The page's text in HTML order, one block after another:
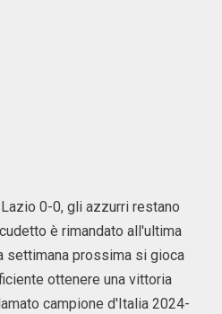
0-0, gli azzurri restano
è rimandato all'ultima
settimana prossima si gioca
ottenere una vittoria
campione d'Italia 2024-